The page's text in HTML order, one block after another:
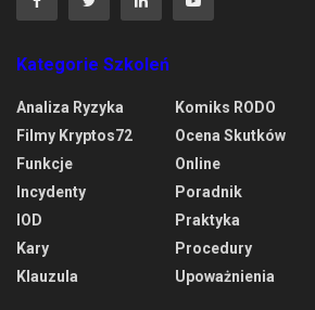
Kategorie Szkoleń
Analiza Ryzyka
Filmy Kryptos72
Funkcje
Incydenty
IOD
Kary
Klauzula
Komiks RODO
Ocena Skutków
Online
Poradnik
Praktyka
Procedury
Upoważnienia